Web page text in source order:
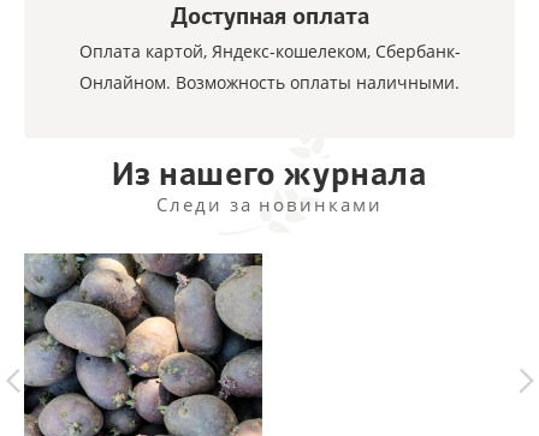
Доступная оплата
Оплата картой, Яндекс-кошелеком, Сбербанк-
Онлайном. Возможность оплаты наличными.
Из нашего журнала
Следи за новинками